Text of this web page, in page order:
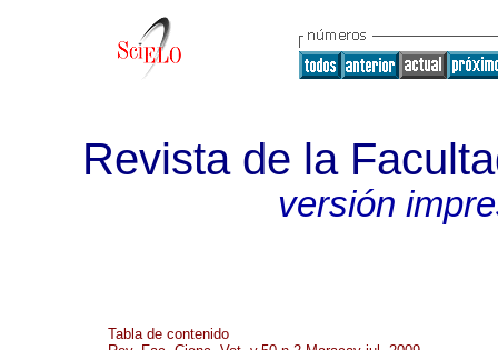
Revista de la
versión
Tabla de contenido